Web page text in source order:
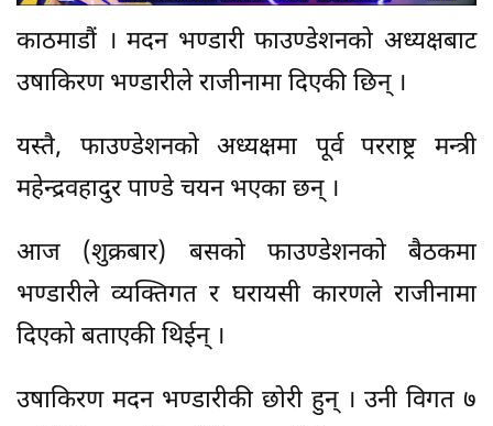
काठमाडौं । मदन भण्डारी फाउण्डेशनको अध्यक्षबाट
उषाकिरण भण्डारीले राजीनामा दिएकी छिन् ।
यस्तै, फाउण्डेशनको अध्यक्षमा पूर्व परराष्ट्र मन्त्री
महेन्द्रवहादुर पाण्डे चयन भएका छन् ।
आज (शुक्रबार) बसको फाउण्डेशनको बैठकमा
भण्डारीले व्यक्तिगत र घरायसी कारणले राजीनामा
दिएको बताएकी थिईन् ।
उषाकिरण मदन भण्डारीकी छोरी हुन् । उनी विगत ७